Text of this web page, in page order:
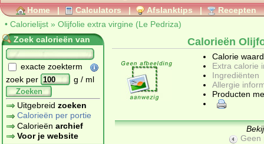
Home | Calculators | Afslanktips | Recepten
• Calorielijst » Olijfolie extra virgine (Le Pedriza)
Zoek calorieën van
exacte zoekterm
zoek per
g / ml
Zoeken
Uitgebreid zoeken
Calorieën per portie
Calorieën archief
Voor je website
Calorieën
Calorie
Extra calorie
Ingrediënten
Allergie
Producten
Geen